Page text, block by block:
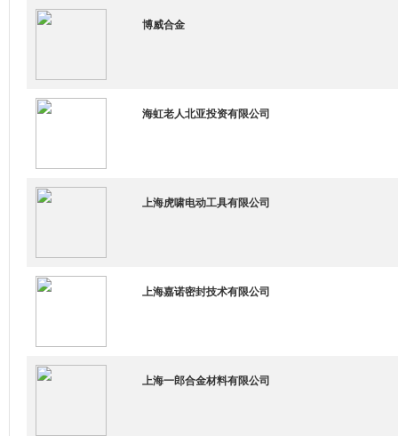
博威合金
海虹老人北亚投资有限公司
上海虎啸电动工具有限公司
上海嘉诺密封技术有限公司
上海一郎合金材料有限公司